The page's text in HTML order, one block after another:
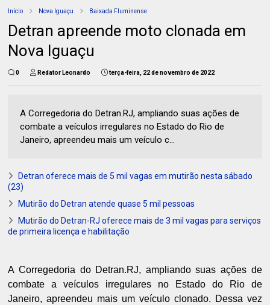
Início Nova Iguaçu Baixada Fluminense
Detran apreende moto clonada em
Nova Iguaçu
0 Redator Leonardo terça-feira, 22 de novembro de 2022
A Corregedoria do Detran.RJ, ampliando suas ações de
combate a veículos irregulares no Estado do Rio de
Janeiro, apreendeu mais um veículo c...
Detran oferece mais de 5 mil vagas em mutirão nesta sábado
(23)
Mutirão do Detran atende quase 5 mil pessoas
Mutirão do Detran-RJ oferece mais de 3 mil vagas para serviços
de primeira licença e habilitação
A Corregedoria do Detran.RJ, ampliando suas ações de
combate a veículos irregulares no Estado do Rio de
Janeiro, apreendeu mais um veículo clonado. Dessa vez